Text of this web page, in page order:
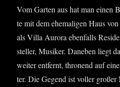
Vom Gar­ten aus hat man
te mit dem ehe­ma­li­gen Haus
als Vil­la Auro­ra eben­falls
stel­ler, Musi­ker. Dane­ben liegt
wei­ter ent­fernt, thro­nend auf
ter. Die Gegend ist vol­ler